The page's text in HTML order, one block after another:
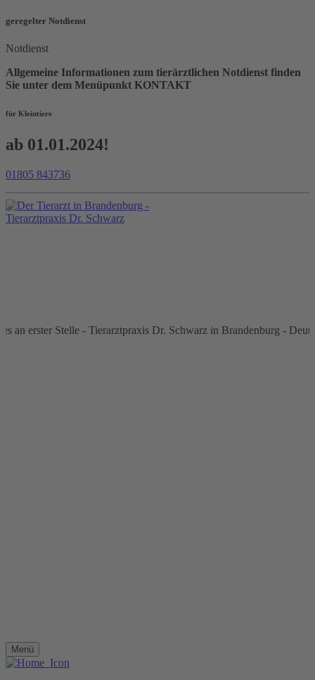
geregelter Notdienst
Notdienst
Allgemeine Informationen zum tierärztlichen Notdienst finden
Sie unter dem Menüpunkt KONTAKT
für Kleintiere
ab 01.01.2024!
01805 843736
Menü